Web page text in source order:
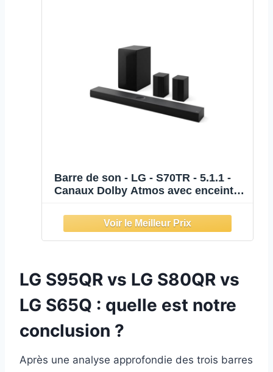
Barre de son - LG - S70TR - 5.1.1 -
Canaux Dolby Atmos avec enceintes
sans fil
LG S95QR vs LG S80QR vs
LG S65Q : quelle est notre
conclusion ?
Après une analyse approfondie des trois barres